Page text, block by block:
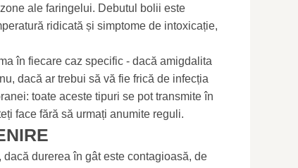
ale faringelui. Debutul bolii este
ridicată și simptome de intoxicație,
în fiecare caz specific - dacă amigdalita
dacă ar trebui să vă fie frică de infecția
toate aceste tipuri se pot transmite în
face fără să urmați anumite reguli.
durerea în gât este contagioasă, de